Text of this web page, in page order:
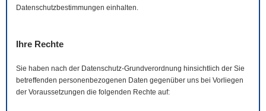
Datenschutzbestimmungen einhalten.
Ihre Rechte
Sie haben nach der Datenschutz-Grundverordnung hinsichtlich der Sie
betreffenden personenbezogenen Daten gegenüber uns bei Vorliegen
der Voraussetzungen die folgenden Rechte auf: